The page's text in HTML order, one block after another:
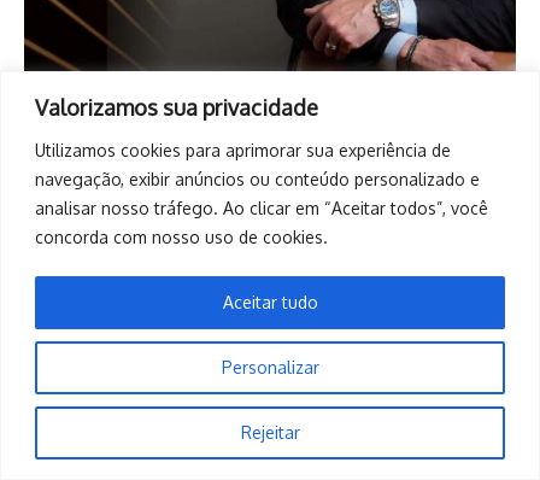
Valorizamos sua privacidade
Utilizamos cookies para aprimorar sua experiência de
navegação, exibir anúncios ou conteúdo personalizado e
analisar nosso tráfego. Ao clicar em “Aceitar todos”, você
concorda com nosso uso de cookies.
Personalizar
Rejeitar
Aceitar tudo
Copyright © 2026. Todos os direitos reservados. | Desenvolvido
Revista de Notícias X